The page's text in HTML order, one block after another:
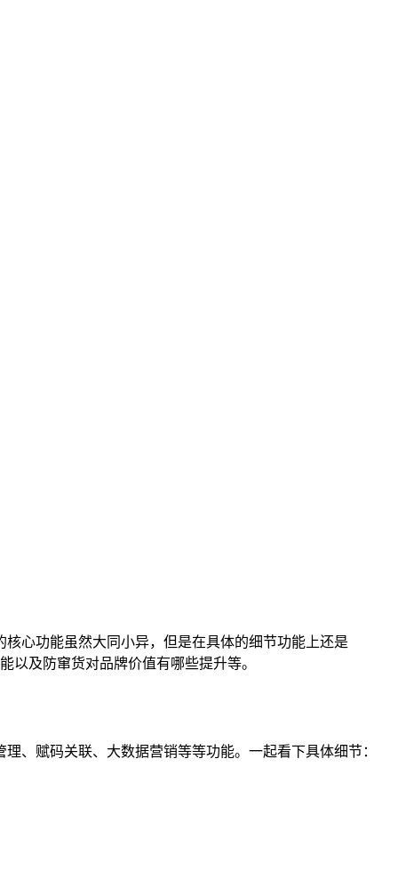
心功能虽然大同小异，但是在具体的细节功能上还是
以及防窜货对品牌价值有哪些提升等。
、赋码关联、大数据营销等等功能。一起看下具体细节：